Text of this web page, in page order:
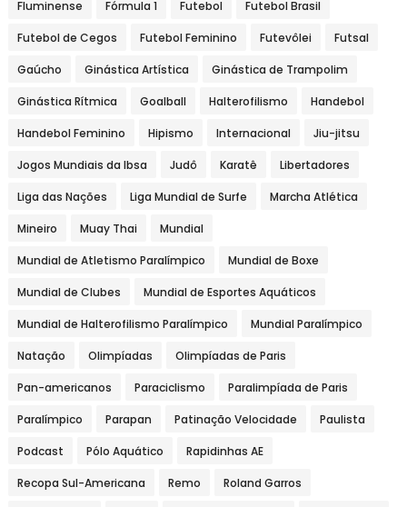
Fluminense Fórmula 1 Futebol Futebol Brasil
Futebol de Cegos Futebol Feminino Futevôlei Futsal
Gaúcho Ginástica Artística Ginástica de Trampolim
Ginástica Rítmica Goalball Halterofilismo Handebol
Handebol Feminino Hipismo Internacional Jiu-jitsu
Jogos Mundiais da Ibsa Judô Karatê Libertadores
Liga das Nações Liga Mundial de Surfe Marcha Atlética
Mineiro Muay Thai Mundial
Mundial de Atletismo Paralímpico Mundial de Boxe
Mundial de Clubes Mundial de Esportes Aquáticos
Mundial de Halterofilismo Paralímpico Mundial Paralímpico
Natação Olimpíadas Olimpíadas de Paris
Pan-americanos Paraciclismo Paralimpíada de Paris
Paralímpico Parapan Patinação Velocidade Paulista
Podcast Pólo Aquático Rapidinhas AE
Recopa Sul-Americana Remo Roland Garros